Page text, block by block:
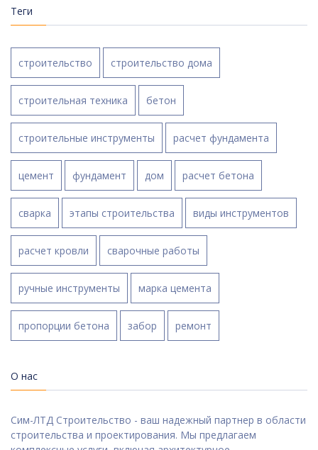
Теги
строительство строительство дома
строительная техника бетон
строительные инструменты расчет фундамента
цемент фундамент дом расчет бетона
сварка этапы строительства виды инструментов
расчет кровли сварочные работы
ручные инструменты марка цемента
пропорции бетона забор ремонт
О нас
Сим-ЛТД Строительство - ваш надежный партнер в области
строительства и проектирования. Мы предлагаем